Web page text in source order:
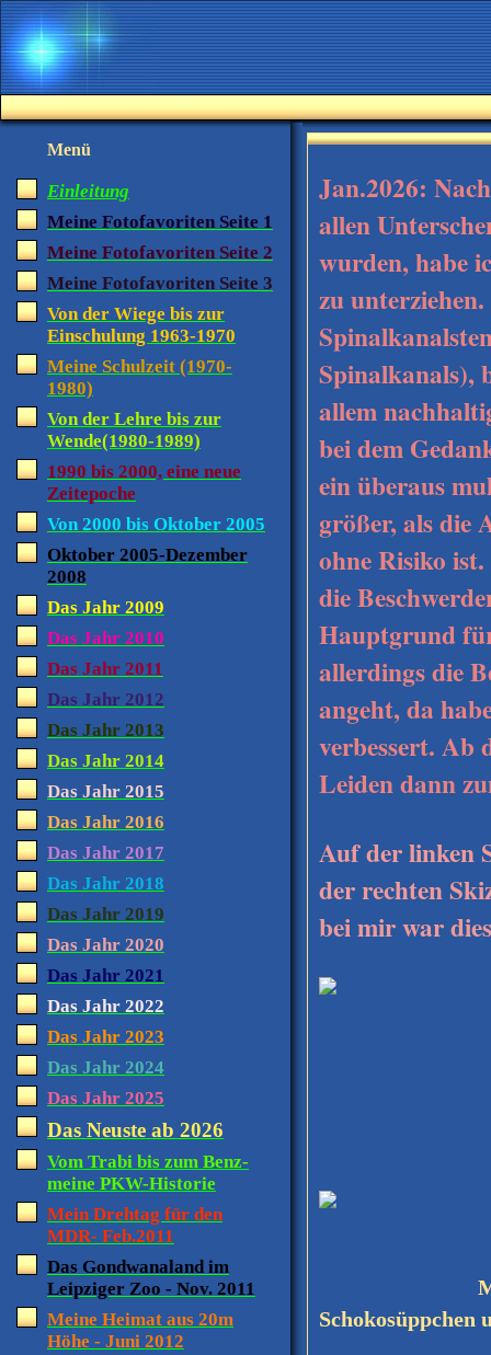
Menü
Einleitung
Meine Fotofavoriten Seite 1
Meine Fotofavoriten Seite 2
Meine Fotofavoriten Seite 3
Von der Wiege bis zur
Einschulung 1963-1970
Meine Schulzeit (1970-
1980)
Von der Lehre bis zur
Wende(1980-1989)
1990 bis 2000, eine neue
Zeitepoche
Von 2000 bis Oktober 2005
Oktober 2005-Dezember
2008
Das Jahr 2009
Das Jahr 2010
Das Jahr 2011
Das Jahr 2012
Das Jahr 2013
Das Jahr 2014
Das Jahr 2015
Das Jahr 2016
Das Jahr 2017
Das Jahr 2018
Das Jahr 2019
Das Jahr 2020
Das Jahr 2021
Das Jahr 2022
Das Jahr 2023
Das Jahr 2024
Das Jahr 2025
Das Neuste ab 2026
Vom Trabi bis zum Benz-
meine PKW-Historie
Mein Drehtag für den
MDR- Feb.2011
Das Gondwanaland im
Leipziger Zoo - Nov. 2011
Meine Heimat aus 20m
Höhe - Juni 2012
Jan.2026:
allen
wurden, habe
zu
Spinalkanals),
allem
bei dem
ein überaus
größer, als die
ohne Risiko
die
Hauptgrund
allerdings die
angeht, da
verbessert. Ab
Leiden dann
Auf der linken
der rechten
bei mir war
Meine letzte
Schokosüppchen